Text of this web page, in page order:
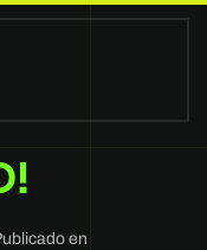
en